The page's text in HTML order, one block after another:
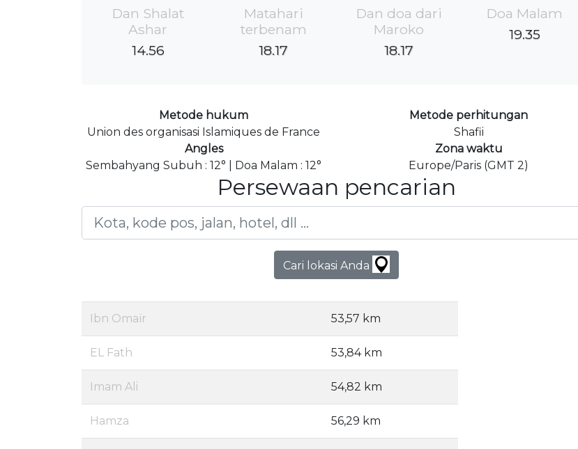
Dan Shalat
Ashar
14.56
Matahari
terbenam
18.17
Dan doa dari
Maroko
18.17
Doa Malam
19.35
Metode hukum
Union des organisasi Islamiques de France
Metode perhitungan
Shafii
Angles
Sembahyang Subuh : 12° | Doa Malam : 12°
Zona waktu
Europe/Paris (GMT 2)
Persewaan pencarian
Cari lokasi Anda
Ibn Omaïr 53,57 km
EL Fath 53,84 km
Imam Ali 54,82 km
Hamza 56,29 km